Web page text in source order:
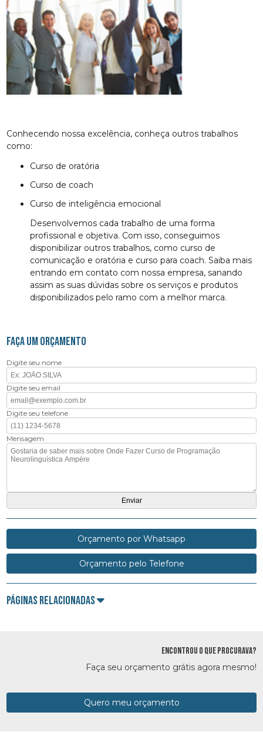
Conhecendo nossa excelência, conheça outros trabalhos
como:
curso de oratória
curso de coach
curso de inteligência emocional
Desenvolvemos cada trabalho de uma forma
profissional e objetiva. Com isso, conseguimos
disponibilizar outros trabalhos, como curso de
comunicação e oratória e curso para coach. Saiba mais
entrando em contato com nossa empresa, sanando
assim as suas dúvidas sobre os serviços e produtos
disponibilizados pelo ramo com a melhor marca.
FAÇA UM ORÇAMENTO
Digite seu nome
Digite seu email
Digite seu telefone
Mensagem
Orçamento por Whatsapp
Orçamento pelo Telefone
Páginas Relacionadas
ENCONTROU O QUE PROCURAVA?
Faça seu orçamento grátis agora mesmo!
Quero meu orçamento